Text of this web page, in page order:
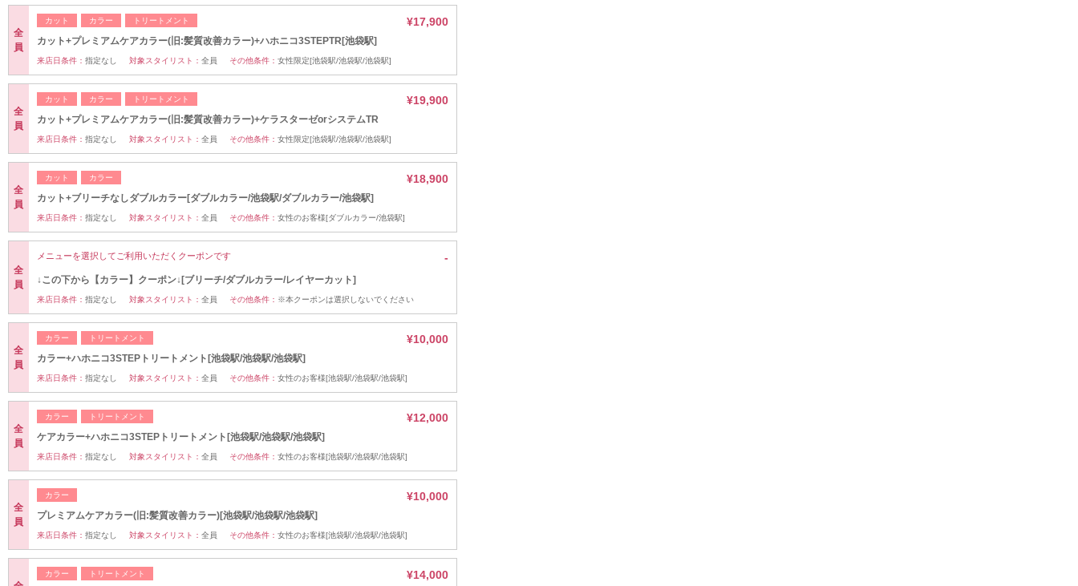
全
員
カット カラー トリートメント
カット+プレミアムケアカラー(旧:髪質改善カラー)+ハホニコ3STEPTR[池袋駅]
¥17,900
来店日条件： 指定なし 対象スタイリスト： 全員 その他条件： 女性限定[池袋駅/池袋駅/池袋駅]
全
員
カット カラー トリートメント
カット+プレミアムケアカラー(旧:髪質改善カラー)+ケラスターゼorシステムTR
¥19,900
来店日条件： 指定なし 対象スタイリスト： 全員 その他条件： 女性限定[池袋駅/池袋駅/池袋駅]
全
員
カット カラー
カット+ブリーチなしダブルカラー[ダブルカラー/池袋駅/ダブルカラー/池袋駅]
¥18,900
来店日条件： 指定なし 対象スタイリスト： 全員 その他条件： 女性のお客様[ダブルカラー/池袋駅]
全
員
メニューを選択してご利用いただくクーポンです
↓この下から【カラー】クーポン↓[ブリーチ/ダブルカラー/レイヤーカット]
-
来店日条件： 指定なし 対象スタイリスト： 全員 その他条件： ※本クーポンは選択しないでください
全
員
カラー トリートメント
カラー+ハホニコ3STEPトリートメント[池袋駅/池袋駅/池袋駅]
¥10,000
来店日条件： 指定なし 対象スタイリスト： 全員 その他条件： 女性のお客様[池袋駅/池袋駅/池袋駅]
全
員
カラー トリートメント
ケアカラー+ハホニコ3STEPトリートメント[池袋駅/池袋駅/池袋駅]
¥12,000
来店日条件： 指定なし 対象スタイリスト： 全員 その他条件： 女性のお客様[池袋駅/池袋駅/池袋駅]
全
員
カラー
プレミアムケアカラー(旧:髪質改善カラー)[池袋駅/池袋駅/池袋駅]
¥10,000
来店日条件： 指定なし 対象スタイリスト： 全員 その他条件： 女性のお客様[池袋駅/池袋駅/池袋駅]
カラー トリートメント ¥14,000